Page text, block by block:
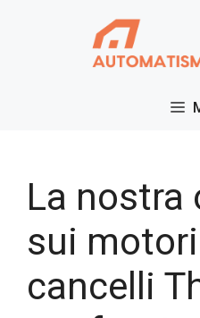
La nostra
sui
cancelli